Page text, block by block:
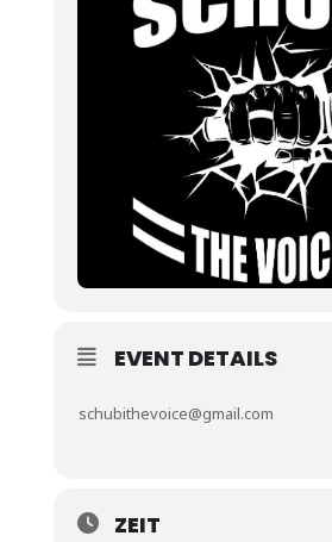
EVENT DETAILS
schubithevoice@gmail.com
ZEIT